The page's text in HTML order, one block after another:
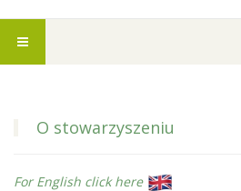
O stowarzyszeniu
For English click here